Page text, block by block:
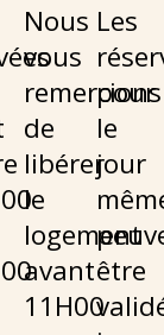
Nous
vous
remercions
de
libérer
le
logement
avant
11H00
Les
pour
le
jour
être